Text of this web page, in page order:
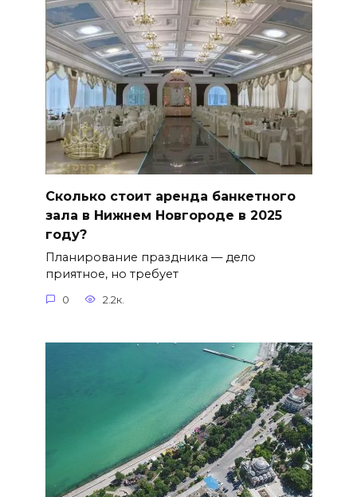
Сколько стоит аренда банкетного
зала в Нижнем Новгороде в 2025
году?
Планирование праздника — дело
приятное, но требует
0 2.2к.